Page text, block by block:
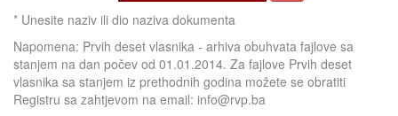
* Unesite naziv ili dio naziva dokumenta
Napomena: Prvih deset vlasnika - arhiva obuhvata fajlove sa
stanjem na dan počev od 01.01.2014. Za fajlove Prvih deset
vlasnika sa stanjem iz prethodnih godina možete se obratiti
Registru sa zahtjevom na email: info@rvp.ba